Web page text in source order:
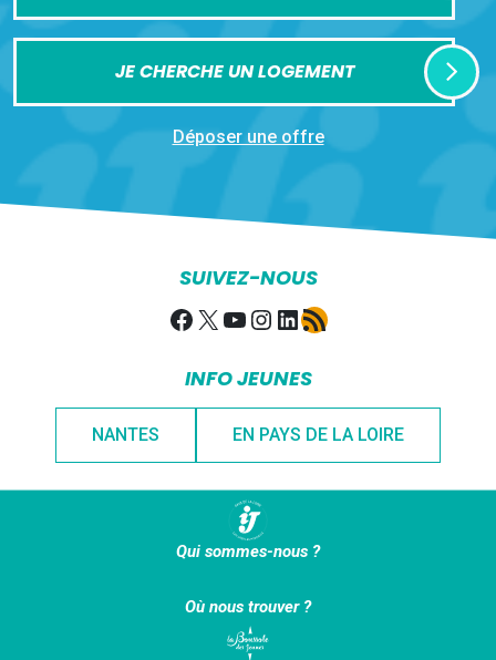
JE CHERCHE UN LOGEMENT
Déposer une offre
SUIVEZ-NOUS
Facebook
X YouTube
Instagram
LinkedIn
Flux RSS
INFO JEUNES
NANTES EN PAYS DE LA LOIRE
Qui sommes-nous ?
Où nous trouver ?